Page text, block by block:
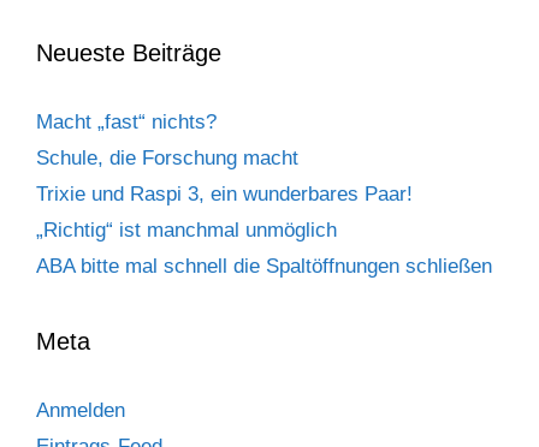
Neueste Beiträge
Macht „fast“ nichts?
Schule, die Forschung macht
Trixie und Raspi 3, ein wunderbares Paar!
„Richtig“ ist manchmal unmöglich
ABA bitte mal schnell die Spaltöffnungen schließen
Meta
Anmelden